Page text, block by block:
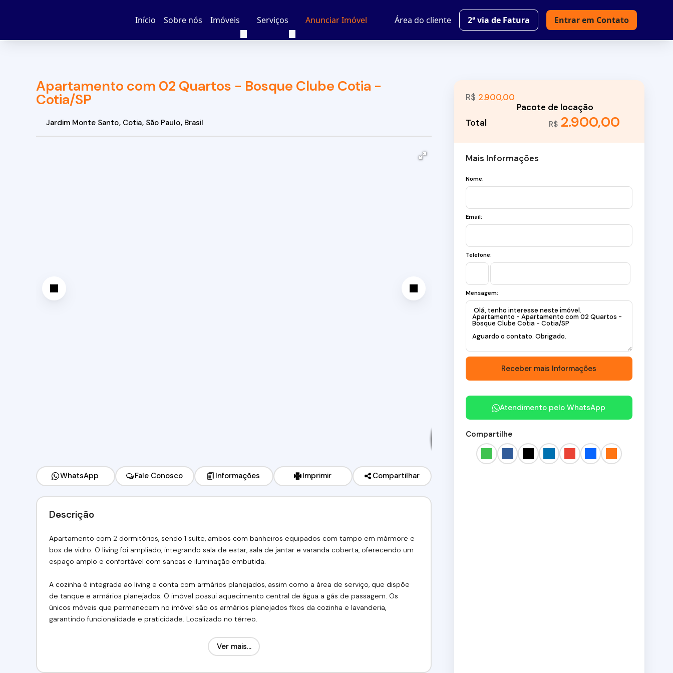
Entrar em Contato
2ª via de Fatura
Área do cliente
Anunciar Imóvel
Serviços
Imóveis
Sobre nós
Início
Apartamento com 02 Quartos - Bosque Clube Cotia -
Cotia/SP
Jardim Monte Santo, Cotia, São Paulo, Brasil
WhatsApp Fale Conosco Informações Imprimir Compartilhar
Descrição
Apartamento com 2 dormitórios, sendo 1 suíte, ambos com banheiros equipados com tampo em mármore e
box de vidro. O living foi ampliado, integrando sala de estar, sala de jantar e varanda coberta, oferecendo um
espaço amplo e confortável com sancas e iluminação embutida.
A cozinha é integrada ao living e conta com armários planejados, assim como a área de serviço, que dispõe
de tanque e armários planejados. O imóvel possui aquecimento central de água a gás de passagem. Os
únicos móveis que permanecem no imóvel são os armários planejados fixos da cozinha e lavanderia,
garantindo funcionalidade e praticidade. Localizado no térreo.
O Residencial Bosque Clube, em Cotia/SP, se destaca pela ampla área de lazer, que inclui piscinas, quadra
poliesportiva, academia, salão de festas, playground, quiosque gourmet e área pet, tudo integrado a um
Ver mais...
R$ 2.900,00
R$ 2.900,00
Mais Informações
Nome:
Email:
Telefone:
Mensagem:
Atendimento peloWhatsApp
Compartilhe